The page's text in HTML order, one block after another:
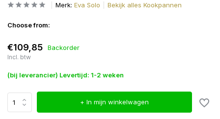
Merk: Eva Solo Bekijk alles Kookpannen
Choose from:
€109,85 Backorder
Incl. btw
(bij leverancier) Levertijd: 1-2 weken
+ In mijn winkelwagen